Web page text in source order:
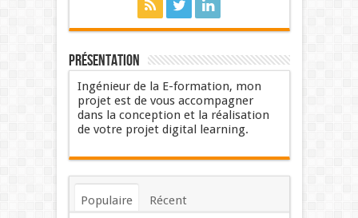
Présentation
Ingénieur de la E-formation, mon
projet est de vous accompagner
dans la conception et la réalisation
de votre projet digital learning.
Populaire Récent